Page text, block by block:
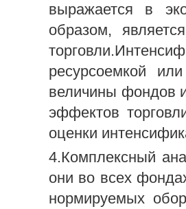
выражается в
образом,
ресурсоемкой
величины фондов
эффектов
оценки
4.Комплексный
они во всех
нормируемых